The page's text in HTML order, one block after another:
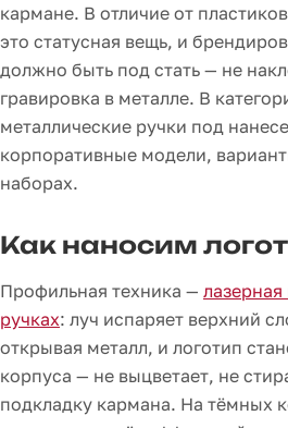
кармане. В отличие от
это статусная вещь, и
должно быть под стать — не
гравировка в металле. В
металлические ручки под
корпоративные модели,
наборах.
Как наносим
Профильная техника — лазерная
ручках: луч испаряет верхний
открывая металл, и логотип
корпуса — не выцветает, не
подкладку кармана. На тёмных